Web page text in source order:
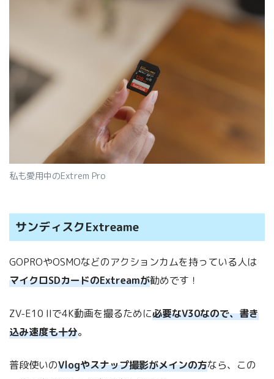
私も愛用中のExtrem Pro
サンディスクExtreame
GOPROやOSMOなどのアクションカムを持っている人は
マイクロSDカードのExtreamが勧めです！
ZV-E10 IIで4K動画を撮るために必要なV30なので、書き
込み速度も十分。
普段使いのVlogやスナップ撮影がメインの方なら、この